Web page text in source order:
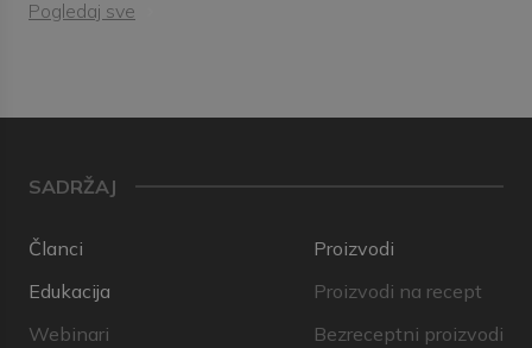
Pogledaj sve
SADRŽAJ
Članci
Edukacija
Webinari
Proizvodi
Proizvodi na recept
Bezreceptni proizvodi